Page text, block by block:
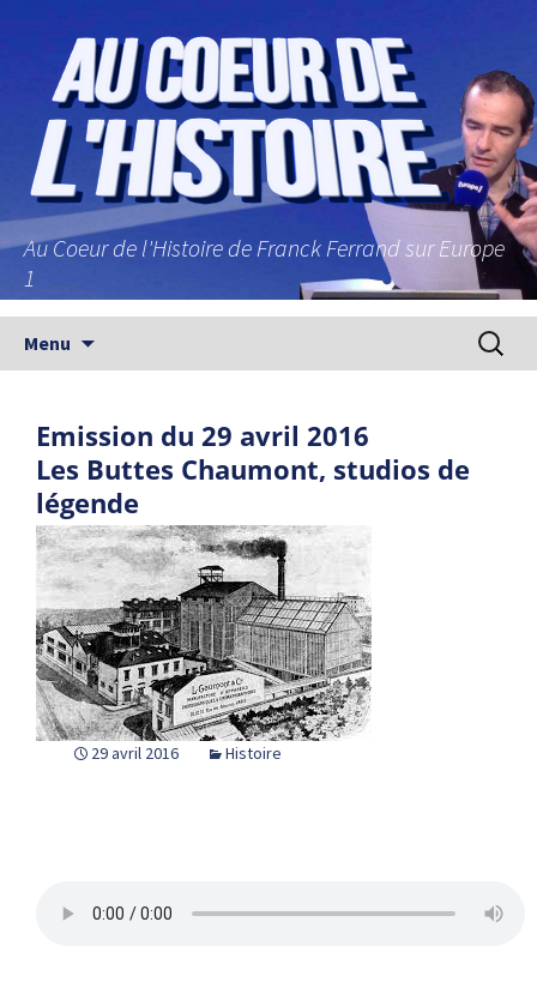
Au Coeur de l'Histoire de Franck Ferrand sur Europe
1
Menu
Emission du 29 avril 2016
Les Buttes Chaumont, studios de
légende
29 avril 2016 Histoire